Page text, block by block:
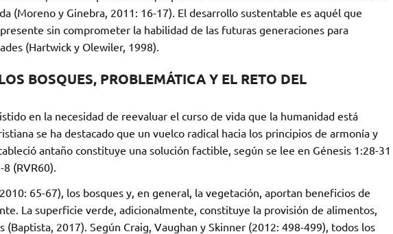
(Moreno y Ginebra, 2011: 16-17). El desarrollo sustentable es aquél que
sin comprometer la habilidad de las futuras generaciones para
(Hartwick y Olewiler, 1998).
BOSQUES, PROBLEMÁTICA Y EL RETO DEL
en la necesidad de reevaluar el curso de vida que la humanidad está
se ha destacado que un vuelco radical hacia los principios de armonía y
antaño constituye una solución factible, según se lee en Génesis 1:28-31
(RVR60).
65-67), los bosques y, en general, la vegetación, aportan beneficios de
La superficie verde, adicionalmente, constituye la provisión de alimentos,
(Baptista, 2017). Según Craig, Vaughan y Skinner (2012: 498-499), todos los